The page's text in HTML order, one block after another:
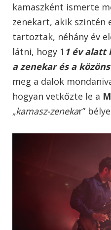
kamaszként ismerte
zenekart, akik szintén
tartoztak, néhány év
látni, hogy 1 1 év alatt
a zenekar és a
meg a dalok
hogyan vetkőzte le a
„kamasz-zenekar”